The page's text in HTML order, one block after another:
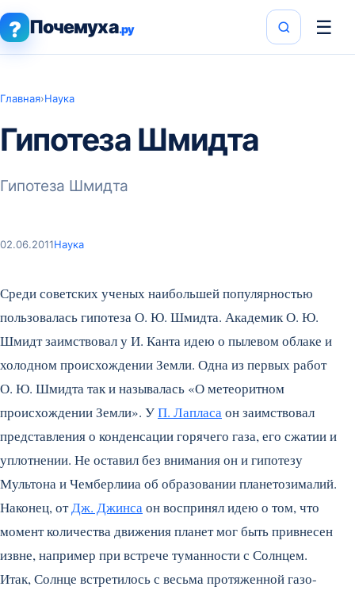
? Почемуха.ру ☰
Главная›Наука
Гипотеза Шмидта
Гипотеза Шмидта
02.06.2011Наука
Среди советских ученых наибольшей популярностью
пользовалась гипотеза О. Ю. Шмидта. Академик О. Ю.
Шмидт заимствовал у И. Канта идею о пылевом облаке и
холодном происхождении Земли. Одна из первых работ
О. Ю. Шмидта так и называлась «О метеоритном
происхождении Земли». УП. Лапласаон заимствовал
представления о конденсации горячего газа, его сжатии и
уплотнении. Не оставил без внимания он и гипотезу
Мультона и Чемберлииа об образовании планетозималий.
Наконец, отДж. Джинсаон воспринял идею о том, что
момент количества движения планет мог быть привнесен
извне, например при встрече туманности с Солнцем.
Итак, Солнце встретилось с весьма протяженной газо-